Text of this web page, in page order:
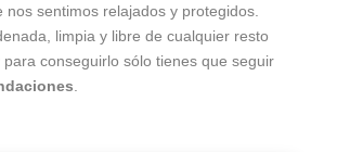
nos sentimos relajados y protegidos.
limpia y libre de cualquier resto
conseguirlo sólo tienes que seguir